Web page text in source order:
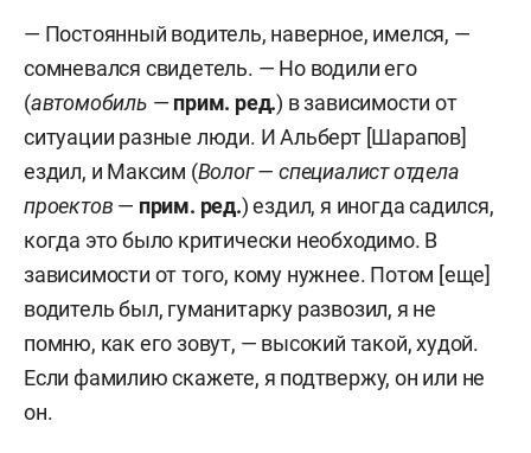
устроить в организацию жену водителя
Златковского.Екатерина Златковскаябыла
принята дорожной рабочей, но по факту не
работала и получала зарплату, которую
переводила своему мужу. И почти за три года,
которые была трудоустроена женщина, с 2017-
го по 2020-й, на нее «потратили» 787 тыс. рублей:
603 тыс. рублей — зарплата, остальное — налоги.
Затем история повторилась с водителем
Альбертом Шараповым
. Зная, что на балансе
администрации был Ford Mondeo, Миронов
— Постоянный водитель, наверное, имелся, —
сомневался свидетель. — Но водили его
(автомобиль — прим. ред.) в зависимости от
ситуации разные люди. И Альберт [Шарапов]
ездил, и Максим (Волог — специалист отдела
проектов — прим. ред.) ездил, я иногда садился,
когда это было критически необходимо. В
зависимости от того, кому нужнее. Потом [еще]
водитель был, гуманитарку развозил, я не
помню, как его зовут, — высокий такой, худой.
Если фамилию скажете, я подтвержу, он или не
он.